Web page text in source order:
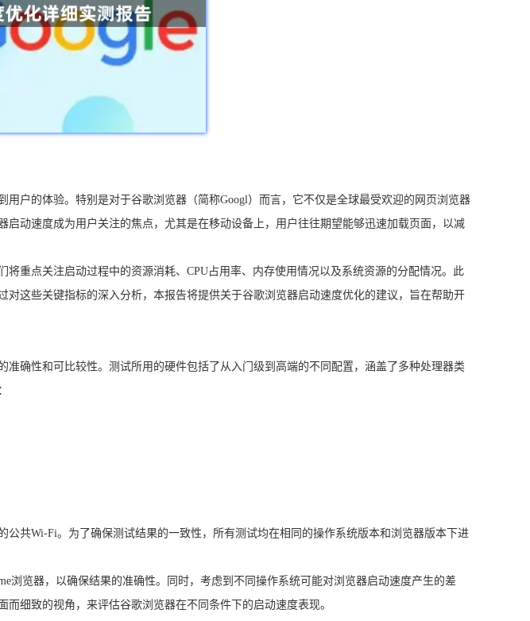
户的体验。特别是对于谷歌浏览器（简称Googl）而言，它不仅是全球最受欢迎的网页浏览器
动速度成为用户关注的焦点，尤其是在移动设备上，用户往往期望能够迅速加载页面，以减
重点关注启动过程中的资源消耗、CPU占用率、内存使用情况以及系统资源的分配情况。此
这些关键指标的深入分析，本报告将提供关于谷歌浏览器启动速度优化的建议，旨在帮助开
确性和可比较性。测试所用的硬件包括了从入门级到高端的不同配置，涵盖了多种处理器类
共Wi-Fi。为了确保测试结果的一致性，所有测试均在相同的操作系统版本和浏览器版本下进
浏览器，以确保结果的准确性。同时，考虑到不同操作系统可能对浏览器启动速度产生的差
细致的视角，来评估谷歌浏览器在不同条件下的启动速度表现。